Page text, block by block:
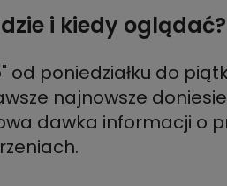
i kiedy oglądać?
poniedziałku do
najnowsze
dawka informacji o